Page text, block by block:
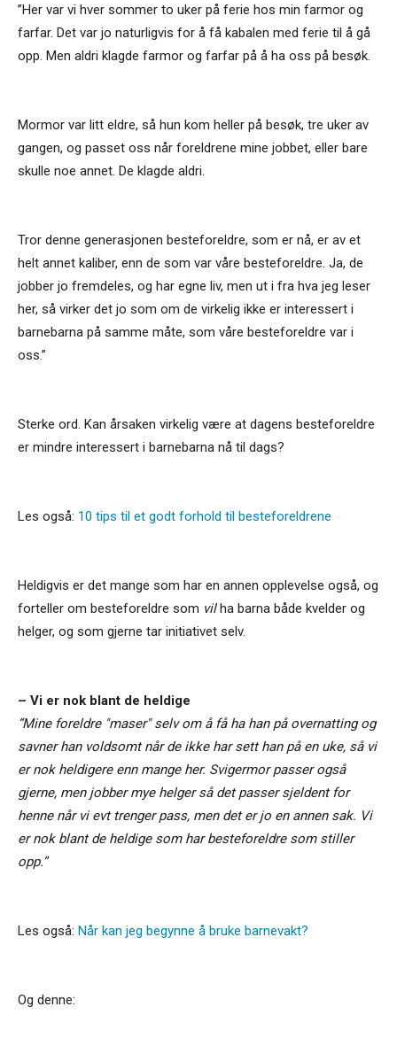
”Her var vi hver sommer to uker på ferie hos min farmor og
farfar. Det var jo naturligvis for å få kabalen med ferie til å gå
opp. Men aldri klagde farmor og farfar på å ha oss på besøk.
Mormor var litt eldre, så hun kom heller på besøk, tre uker av
gangen, og passet oss når foreldrene mine jobbet, eller bare
skulle noe annet. De klagde aldri.
Tror denne generasjonen besteforeldre, som er nå, er av et
helt annet kaliber, enn de som var våre besteforeldre. Ja, de
jobber jo fremdeles, og har egne liv, men ut i fra hva jeg leser
her, så virker det jo som om de virkelig ikke er interessert i
barnebarna på samme måte, som våre besteforeldre var i
oss.”
Sterke ord. Kan årsaken virkelig være at dagens besteforeldre
er mindre interessert i barnebarna nå til dags?
Les også: 10 tips til et godt forhold til besteforeldrene
Heldigvis er det mange som har en annen opplevelse også, og
forteller om besteforeldre som vilha barna både kvelder og
helger, og som gjerne tar initiativet selv.
– Vi er nok blant de heldige
”Mine foreldre "maser" selv om å få ha han på overnatting og
savner han voldsomt når de ikke har sett han på en uke, så vi
er nok heldigere enn mange her. Svigermor passer også
gjerne, men jobber mye helger så det passer sjeldent for
henne når vi evt trenger pass, men det er jo en annen sak. Vi
er nok blant de heldige som har besteforeldre som stiller
opp.”
Les også: Når kan jeg begynne å bruke barnevakt?
Og denne: